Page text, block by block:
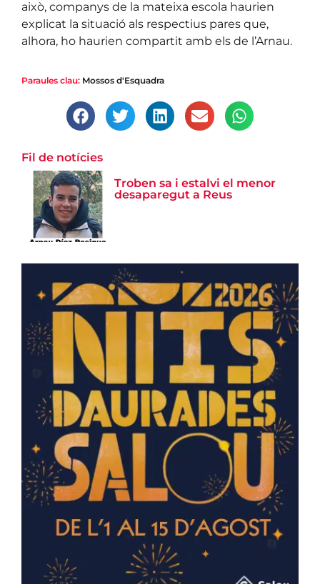
això, companys de la mateixa escola haurien
explicat la situació als respectius pares que,
alhora, ho haurien compartit amb els de l’Arnau.
Paraules clau: Mossos d'Esquadra
Fil de notícies
Troben sa i estalvi el menor
desaparegut a Reus